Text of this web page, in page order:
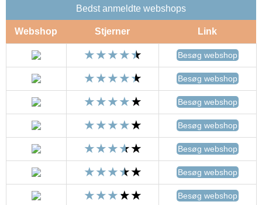
Bedst anmeldte webshops
Webshop Stjerner Link
Besøg webshop
Besøg webshop
Besøg webshop
Besøg webshop
Besøg webshop
Besøg webshop
Besøg webshop